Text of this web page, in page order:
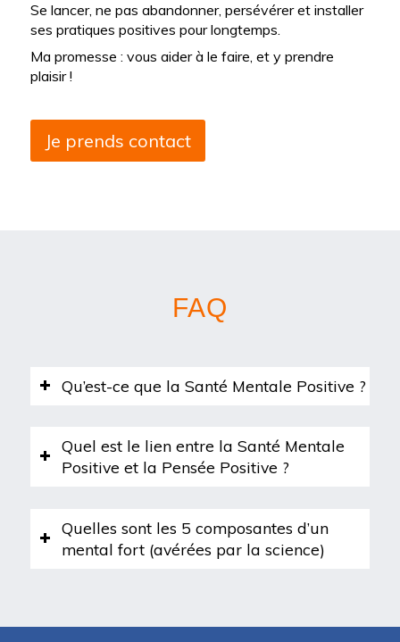
Se lancer, ne pas abandonner, persévérer et installer
ses pratiques positives pour longtemps.
Ma promesse : vous aider à le faire, et y prendre
plaisir !
Je prends contact
FAQ
Qu’est-ce que la Santé Mentale Positive ?
Quel est le lien entre la Santé Mentale
Positive et la Pensée Positive ?
Quelles sont les 5 composantes d’un
mental fort (avérées par la science)